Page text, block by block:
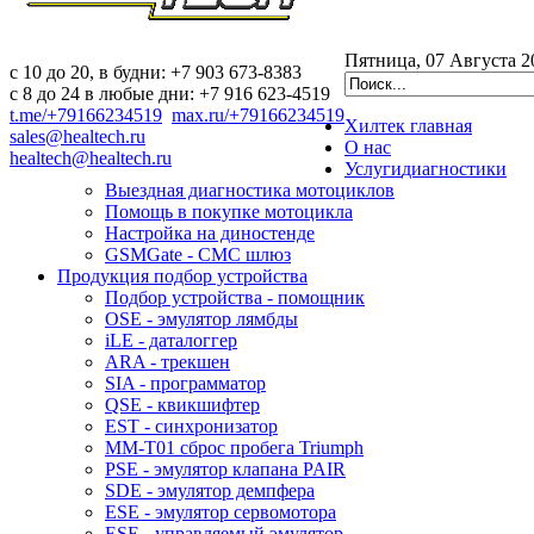
c 10 до 20, в будни: +7 903 673-8383
с 8 до 24 в любые дни: +7 916 623-4519
t.me/+79166234519 max.ru/+79166234519
sales@healtech.ru
healtech@healtech.ru
Пятница, 07 Августа
Хилтек главная
О нас
Услугидиагностики
Выездная диагностика мотоциклов
Помощь в покупке мотоцикла
Настройка на диностенде
GSMGate - СМС шлюз
Продукция подбор устройства
Подбор устройства - помощник
OSE - эмулятор лямбды
iLE - даталоггер
ARA - трекшен
SIA - программатор
QSE - квикшифтер
EST - синхронизатор
MM-T01 сброс пробега Triumph
PSE - эмулятор клапана PAIR
SDE - эмулятор демпфера
ESE - эмулятор сервомотора